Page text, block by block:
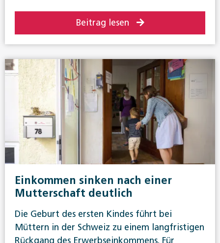
Beitrag lesen
Einkommen sinken nach einer
Mutterschaft deutlich
Die Geburt des ersten Kindes führt bei
Müttern in der Schweiz zu einem langfristigen
Rückgang des Erwerbseinkommens. Für